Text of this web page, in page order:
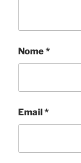
Nome*
Email *